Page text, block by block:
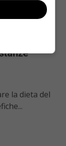
la dieta del